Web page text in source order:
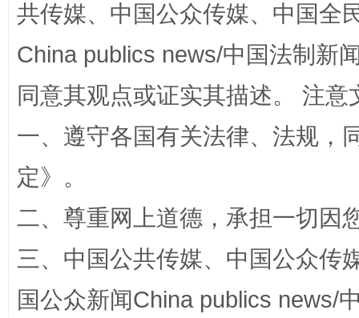
全民健身五年计划来了！等你上场
共传媒、中国公众传媒、中国全
China publics news/中国法制新
同意其观点或证实其描述。 注
一、遵守各国有关法律、法规，
定》。
二、尊重网上道德，承担一切因
三、中国公共传媒、中国公众传
国公众新闻China publics news/